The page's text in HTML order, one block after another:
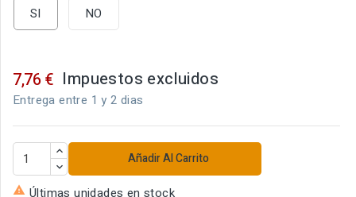
SI
NO
7,76 € Impuestos excluidos
Entrega entre 1 y 2 dias
Añadir Al Carrito
 Últimas unidades en stock